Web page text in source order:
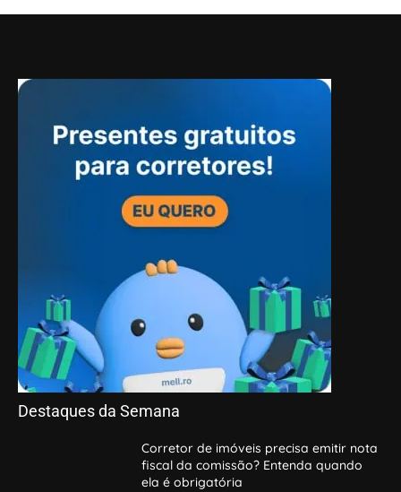
Destaques da Semana
Corretor de imóveis precisa emitir nota
fiscal da comissão? Entenda quando
ela é obrigatória